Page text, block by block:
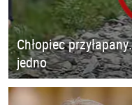
Chłopiec
jedno